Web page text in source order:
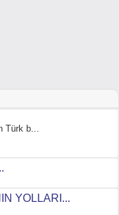
Türk b...
YOLLARI...